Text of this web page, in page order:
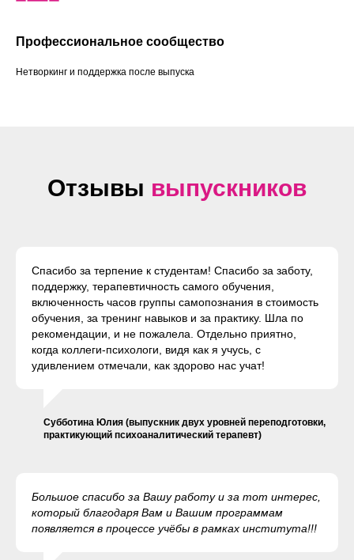
Профессиональное сообщество
Нетворкинг и поддержка после выпуска
Отзывы выпускников
Спасибо за терпение к студентам! Спасибо за заботу,
поддержку, терапевтичность самого обучения,
включенность часов группы самопознания в стоимость
обучения, за тренинг навыков и за практику. Шла по
рекомендации, и не пожалела. Отдельно приятно,
когда коллеги-психологи, видя как я учусь, с
удивлением отмечали, как здорово нас учат!
Субботина Юлия (выпускник двух уровней переподготовки,
практикующий психоаналитический терапевт)
Большое спасибо за Вашу работу и за тот интерес,
который благодаря Вам и Вашим программам
появляется в процессе учёбы в рамках института!!!